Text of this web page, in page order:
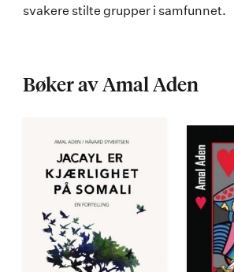
svakere stilte grupper i samfunnet.
Bøker av Amal Aden